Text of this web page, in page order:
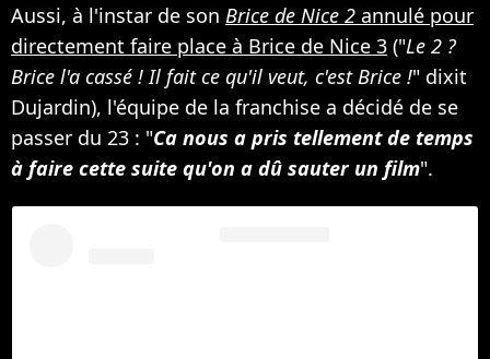
Aussi, à l'instar de son Brice de Nice 2 annulé pour
directement faire place à Brice de Nice 3 ("Le 2 ?
Brice l'a cassé ! Il fait ce qu'il veut, c'est Brice !" dixit
Dujardin), l'équipe de la franchise a décidé de se
passer du 23 : "Ca nous a pris tellement de temps
à faire cette suite qu'on a dû sauter un film".